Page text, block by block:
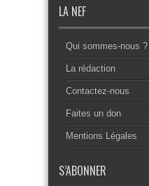
LA NEF
Qui sommes-nous ?
La rédaction
Contactez-nous
Faites un don
Mentions Légales
S’ABONNER